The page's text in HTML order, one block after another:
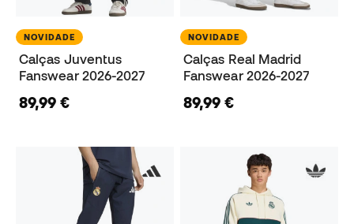
NOVIDADE
Calças Juventus
Fanswear 2026-2027
89,99 €
NOVIDADE
Calças Real Madrid
Fanswear 2026-2027
89,99 €